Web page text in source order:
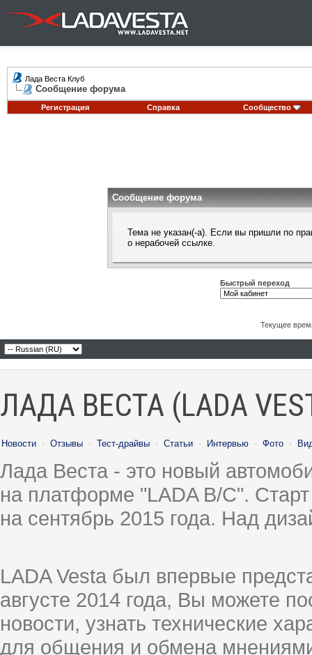
Лада Веста Клуб
Сообщение форума
Регистрация Справка Сообщество
Сообщение форума
Тема не указан(-а). Если вы пришли по
о нерабочей ссылке.
Быстрый переход
Текущее
ЛАДА ВЕСТА (LADA
Новости · Отзывы · Тест-драйвы · Статьи · Интервью · Фото ·
Лада Веста - это новый
на платформе "LADA B/C".
на сентябрь 2015 года. Над
LADA Vesta был впервые
августе 2014 года, Вы можете
новости, узнать технические
для общения и обмена